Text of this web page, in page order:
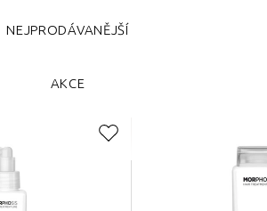
NEJPRODÁVANĚJŠÍ
AKCE